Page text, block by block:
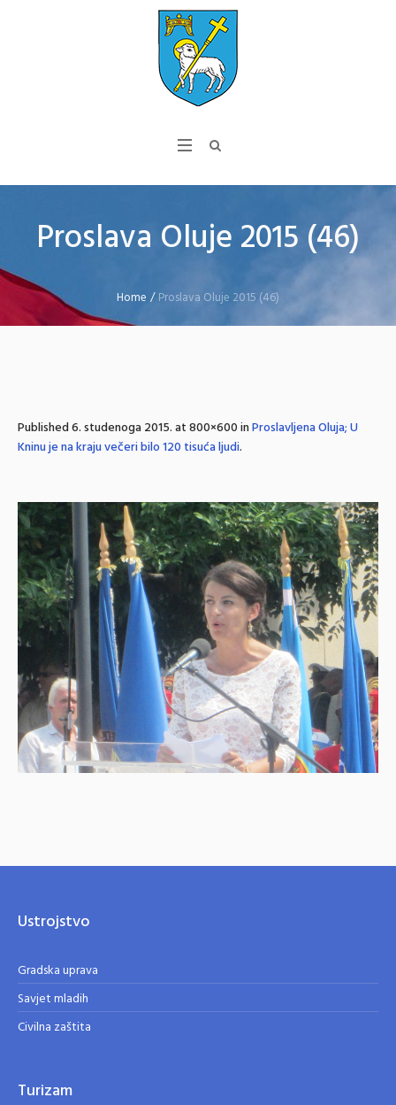
Proslava Oluje 2015 (46)
Home /Proslava Oluje 2015 (46)
Published6. studenoga 2015.at 800×600 inProslavljena Oluja; U
Kninu je na kraju večeri bilo 120 tisuća ljudi.
Ustrojstvo
Gradska uprava
Savjet mladih
Civilna zaštita
Turizam